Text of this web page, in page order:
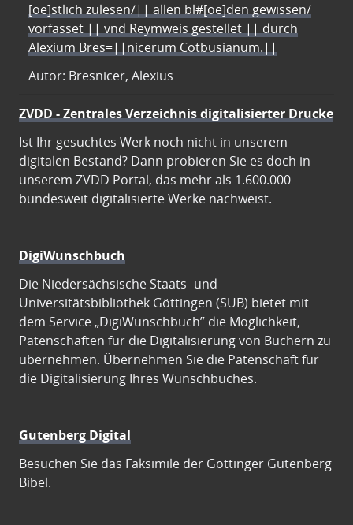
[oe]stlich zulesen/|| allen bl#[oe]den gewissen/
vorfasset || vnd Reymweis gestellet || durch
Alexium Bres=||nicerum Cotbusianum.||
Autor: Bresnicer, Alexius
ZVDD - Zentrales Verzeichnis digitalisierter Drucke
Ist Ihr gesuchtes Werk noch nicht in unserem
digitalen Bestand? Dann probieren Sie es doch in
unserem ZVDD Portal, das mehr als 1.600.000
bundesweit digitalisierte Werke nachweist.
DigiWunschbuch
Die Niedersächsische Staats- und
Universitätsbibliothek Göttingen (SUB) bietet mit
dem Service „DigiWunschbuch” die Möglichkeit,
Patenschaften für die Digitalisierung von Büchern zu
übernehmen. Übernehmen Sie die Patenschaft für
die Digitalisierung Ihres Wunschbuches.
Gutenberg Digital
Besuchen Sie das Faksimile der Göttinger Gutenberg
Bibel.